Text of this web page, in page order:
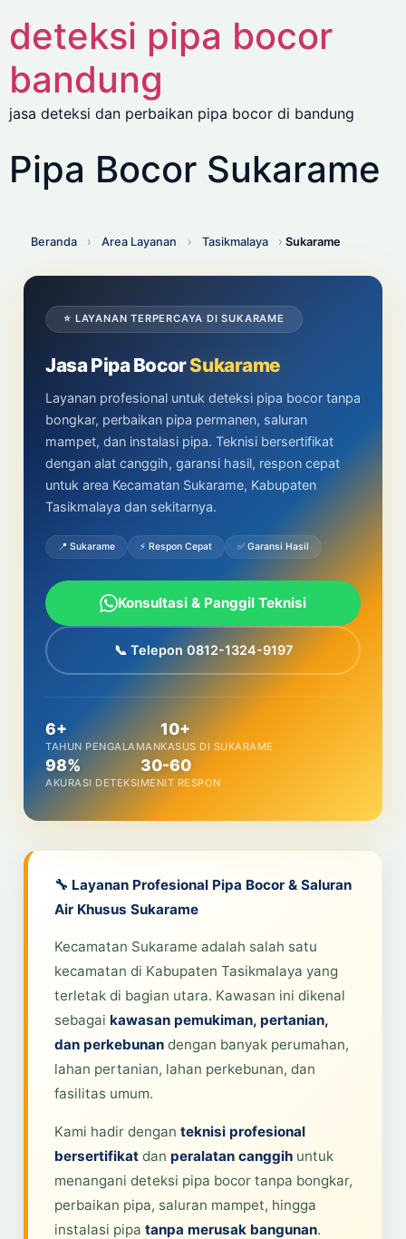
deteksi pipa bocor
bandung
jasa deteksi dan perbaikan pipa bocor di bandung
Pipa Bocor Sukarame
Beranda › Area Layanan › Tasikmalaya › Sukarame
⭐ LAYANAN TERPERCAYA DI SUKARAME
Jasa Pipa BocorSukarame
Layanan profesional untuk deteksi pipa bocor tanpa
bongkar, perbaikan pipa permanen, saluran
mampet, dan instalasi pipa. Teknisi bersertifikat
dengan alat canggih, garansi hasil, respon cepat
untuk area Kecamatan Sukarame, Kabupaten
Tasikmalaya dan sekitarnya.
📍 Sukarame ⚡ Respon Cepat ✅ Garansi Hasil
Konsultasi & Panggil Teknisi
📞 Telepon 0812-1324-9197
6+
TAHUN PENGALAMAN
10+
KASUS DI SUKARAME
98%
AKURASI DETEKSI
30-60
MENIT RESPON
🔧 Layanan Profesional Pipa Bocor & Saluran
Air Khusus Sukarame
Kecamatan Sukarame adalah salah satu
kecamatan di Kabupaten Tasikmalaya yang
terletak di bagian utara. Kawasan ini dikenal
sebagai kawasan pemukiman, pertanian,
dan perkebunandengan banyak perumahan,
lahan pertanian, lahan perkebunan, dan
fasilitas umum.
Kami hadir dengan teknisi profesional
bersertifikatdan peralatan canggihuntuk
menangani deteksi pipa bocor tanpa bongkar,
perbaikan pipa, saluran mampet, hingga
instalasi pipa tanpa merusak bangunan.